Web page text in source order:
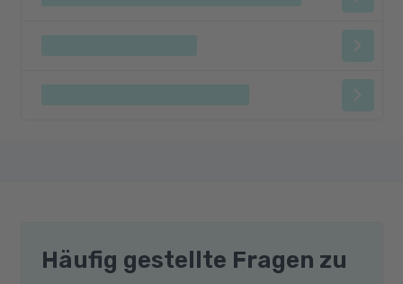
Häufig gestellte Fragen zu